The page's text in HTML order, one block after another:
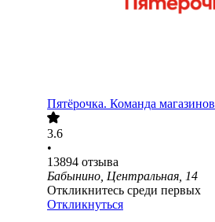
Пятёрочка. Команда магазинов
3.6
•
13894 отзыва
Бабынино, Центральная, 14
Откликнитесь среди первых
Откликнуться